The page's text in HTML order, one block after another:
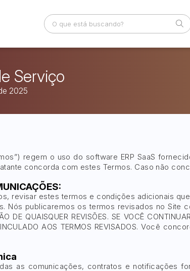
Serviço
2025
regem o uso do software ERP SaaS
concorda com estes Termos. Caso não
revisar estes termos e condições adicionais
publicaremos os termos revisados no Site
DE QUAISQUER REVISÕES. SE VOCÊ
AOS TERMOS REVISADOS. Você
as comunicações, contratos e notificações